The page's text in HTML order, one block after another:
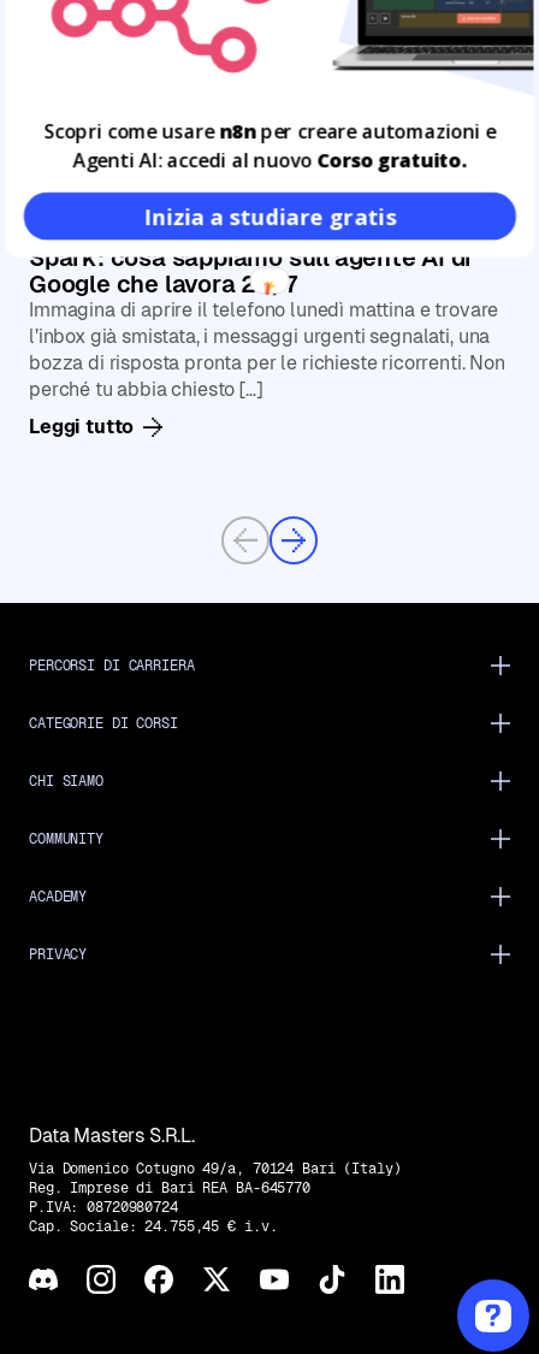
Spark: cosa sappiamo sull'agente AI di
Google che lavora 24/7
Immagina di aprire il telefono lunedì mattina e trovare
l’inbox già smistata, i messaggi urgenti segnalati, una
bozza di risposta pronta per le richieste ricorrenti. Non
perché tu abbia chiesto […]
Leggi tutto
Previous
Next
PERCORSI DI CARRIERA
CATEGORIE DI CORSI
CHI SIAMO
COMMUNITY
ACADEMY
PRIVACY
Data Masters S.R.L.
Via Domenico Cotugno 49/a, 70124 Bari (Italy)
Reg. Imprese di Bari REA BA-645770
P.IVA: 08720980724
Cap. Sociale: 24.755,45 € i.v.
Trovaci su
Scopri come usaren8nper creare automazioni e
Agenti AI: accedi al nuovo Corso gratuito.
Inizia a studiare gratis